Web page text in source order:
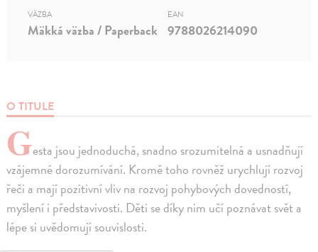
O TITULE
Gesta jsou jednoduchá, snadno srozumitelná a usnadňují
vzájemné dorozumívání. Kromě toho rovněž urychlují rozvoj
řeči a mají pozitivní vliv na rozvoj pohybových dovedností,
myšlení i představivosti. Děti se díky nim učí poznávat svět a
lépe si uvědomují souvislosti.
VÄZBA
Mäkká väzba / Paperback
EAN
9788026214090